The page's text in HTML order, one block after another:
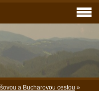
a Bucharovou cestou »